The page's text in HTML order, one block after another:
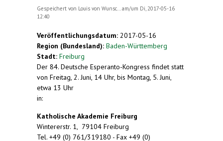
Gespeichert von Louis von Wunsc...
am/um Di, 2017-05-16
12:40
Veröffentlichungsdatum: 2017-05-16
Region (Bundesland): Baden-Württemberg
Stadt: Freiburg
Der 84. Deutsche Esperanto-Kongress findet statt
von Freitag, 2. Juni, 14 Uhr, bis Montag, 5. Juni,
etwa 13 Uhr
in:
Katholische Akademie Freiburg
Wintererstr. 1, 79104 Freiburg
Tel. +49 (0) 761/319180 - Fax +49 (0)